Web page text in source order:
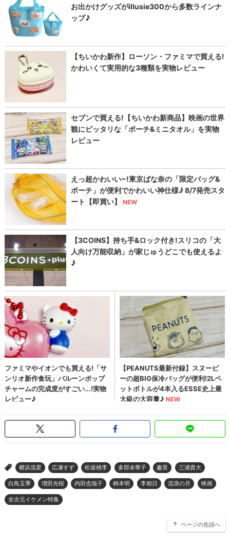
> 横浜流星 広瀬すず 松坂桃李 多部未華子 趣里 三浦貴大
白鳥玉季 増田光桜 内田也哉子 柄本明 李相日 流浪の月 映画
全次元イケメン特集
ページの先頭へ